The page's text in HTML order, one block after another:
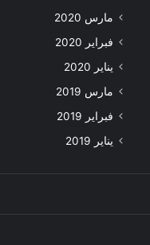
مارس 2020
فبراير 2020
يناير 2020
مارس 2019
فبراير 2019
يناير 2019